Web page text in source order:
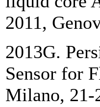
2011,
2013G.
Sensor for
Milano, 21-